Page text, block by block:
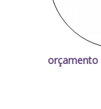
orçamento